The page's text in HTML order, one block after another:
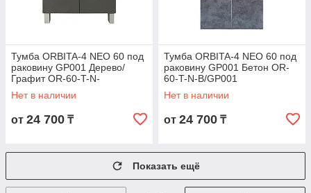
Тумба ORBITA-4 NEO 60 под
раковину GP001 Дерево/
Графит OR-60-T-N-
DG/GP001
Нет в наличии
от 24 700 ₸
Тумба ORBITA-4 NEO 60 под
раковину GP001 Бетон OR-
60-T-N-B/GP001
Нет в наличии
от 24 700 ₸
Показать ещё